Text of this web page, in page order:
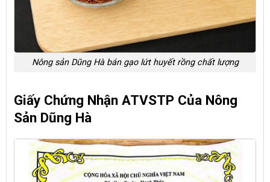
Nông sản Dũng Hà bán gạo lứt huyết rồng chất lượng
Giấy Chứng Nhận ATVSTP Của Nông
Sản Dũng Hà